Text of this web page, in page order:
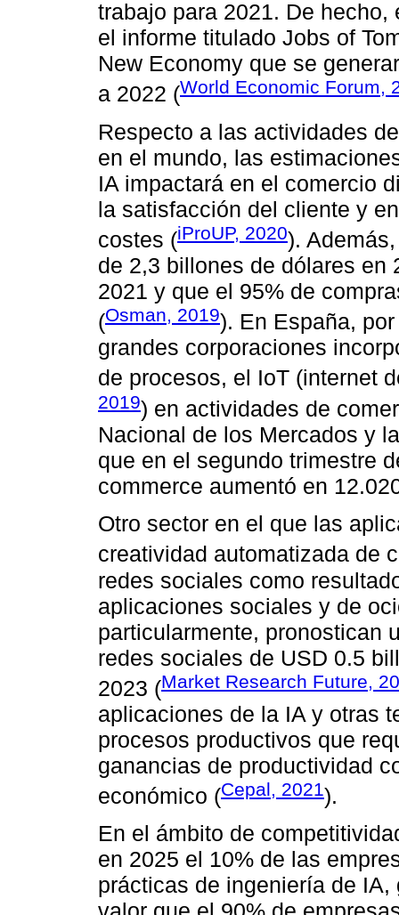
trabajo para 2021. De
el informe titulado Jobs of
New Economy que se
a 2022 (World Economic Forum,
Respecto a las actividades
en el mundo, las
IA impactará en el comercio
la satisfacción del cliente y
costes (iProUP, 2020).
de 2,3 billones de dólares en
2021 y que el 95% de
(Osman, 2019). En España,
grandes corporaciones
de procesos, el IoT (internet
2019) en actividades de
Nacional de los Mercados y
que en el segundo trimestre
commerce aumentó en
Otro sector en el que las
creatividad automatizada de
redes sociales como
aplicaciones sociales y de
particularmente, pronostican
redes sociales de USD 0.5
2023 (Market Research Future,
aplicaciones de la IA y otras
procesos productivos que
ganancias de productividad
económico (Cepal, 2021).
En el ámbito de
en 2025 el 10% de las
prácticas de ingeniería de